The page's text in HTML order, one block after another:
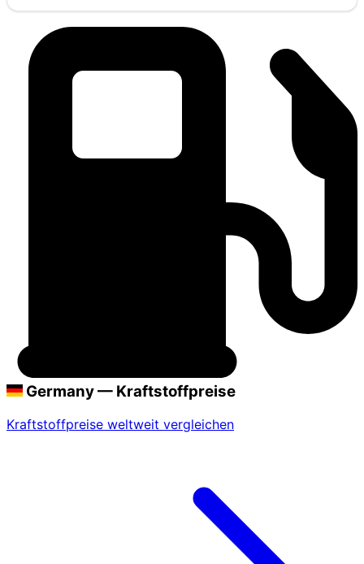
Germany — Kraftstoffpreise
Kraftstoffpreise weltweit vergleichen